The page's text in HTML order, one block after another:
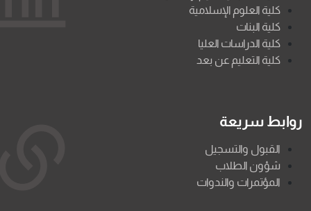
كلية العلوم الإسلامية
كلية البنات
كلية الدراسات العليا
كلية التعليم عن بعد
روابط سريعة
القبول والتسجيل
شؤون الطلاب
المؤتمرات والندوات